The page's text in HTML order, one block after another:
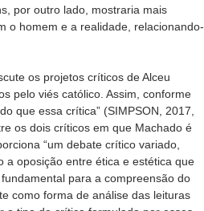
por outro lado, mostraria mais
o homem e a realidade, relacionando-
os projetos críticos de Alceu
pelo viés católico. Assim, conforme
que essa crítica” (SIMPSON, 2017,
os dois críticos em que Machado é
“um debate crítico variado,
a oposição entre ética e estética que
para a compreensão do
como forma de análise das leituras